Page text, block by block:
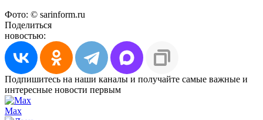
Фото: © sarinform.ru
Поделиться
новостью:
Подпишитесь на наши каналы и получайте самые важные и
интересные новости первым
Max